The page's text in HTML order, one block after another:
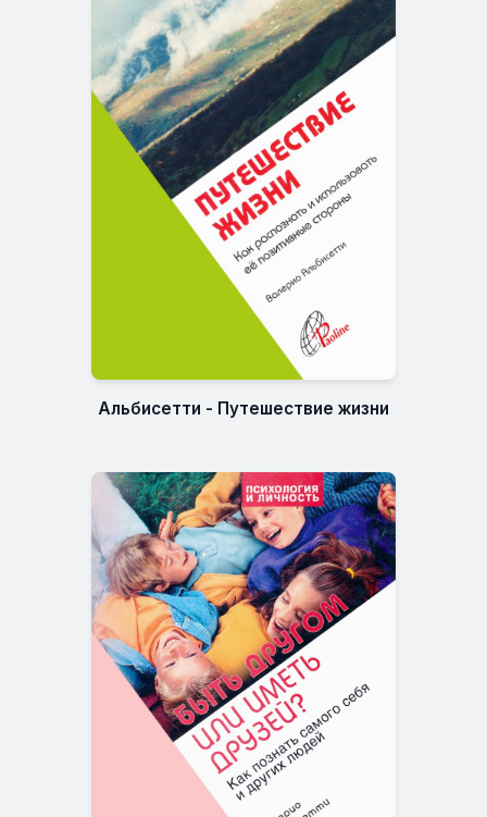
Альбисетти - Путешествие жизни